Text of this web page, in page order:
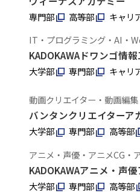
専門部 高等部
キャリ
IT・プログラミング・AI・
KADOKAWAドワンゴ情
大学部 専門部 キャリ
動画クリエイター・動画編
バンタンクリエイターア
大学部 専門部 高等部
アニメ・声優・アニメCG・
KADOKAWAアニメ・声
大学部 専門部 高等部